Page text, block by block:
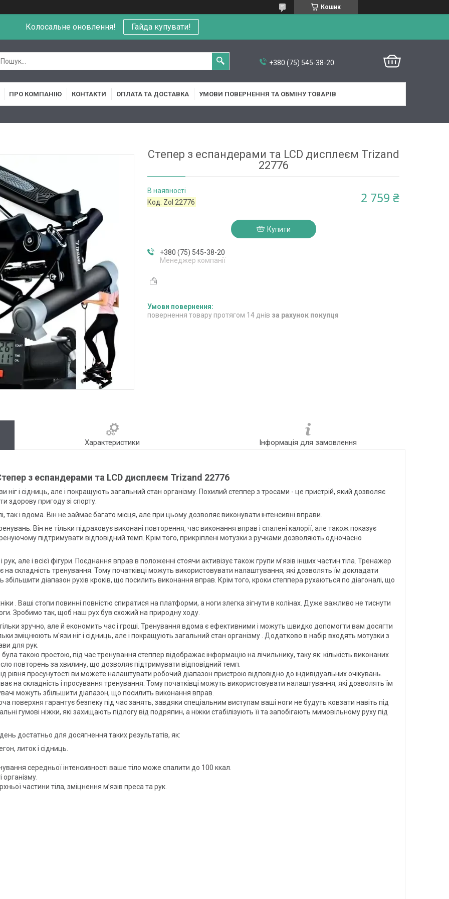
Кошик
Колосальне оновлення! Гайда купувати!
+380 (75) 545-38-20
ПРО КОМПАНІЮ КОНТАКТИ ОПЛАТА ТА ДОСТАВКА УМОВИ ПОВЕРНЕННЯ ТА ОБМІНУ ТОВАРІВ
Степер з еспандерами та LCD дисплеєм Trizand
22776
В наявності
Код: Zol 22776 2 759 ₴
Купити
+380 (75) 545-38-20
Менеджер компанії
повернення товару протягом 14 днів за рахунок покупця
Характеристики Інформація для замовлення
з еспандерами та LCD дисплеєм Trizand 22776
ніг і сідниць, але і покращують загальний стан організму. Похилий степпер з тросами - це пристрій, який дозволяє
здорову пригоду зі спорту.
і вдома. Він не займає багато місця, але при цьому дозволяє виконувати інтенсивні вправи.
Він не тільки підраховує виконані повторення, час виконання вправ і спалені калорії, але також показує
підтримувати відповідний темп. Крім того, прикріплені мотузки з ручками дозволяють одночасно
але і всієї фігури. Поєднання вправ в положенні стоячи активізує також групи м’язів інших частин тіла. Тренажер
складність тренування. Тому початківці можуть використовувати налаштування, які дозволять їм докладати
діапазон рухів кроків, що посилить виконання вправ. Крім того, кроки степпера рухаються по діагоналі, що
. Ваші стопи повинні повністю спиратися на платформи, а ноги злегка зігнути в колінах. Дуже важливо не тиснути
Зробимо так, щоб наш рух був схожий на природну ходу.
зручно, але й економить час і гроші. Тренування вдома є ефективними і можуть швидко допомогти вам досягти
зміцнюють м'язи ніг і сідниць, але і покращують загальний стан організму . Додатково в набір входять мотузки з
для рук.
такою простою, під час тренування степпер відображає інформацію на лічильнику, таку як: кількість виконаних
повторень за хвилину, що дозволяє підтримувати відповідний темп.
рівня просунутості ви можете налаштувати робочий діапазон пристрою відповідно до індивідуальних очікувань.
складність і просування тренування. Тому початківці можуть використовувати налаштування, які дозволять їм
можуть збільшити діапазон, що посилить виконання вправ.
поверхня гарантує безпеку під час занять, завдяки спеціальним виступам ваші ноги не будуть ковзати навіть під
гумові ніжки, які захищають підлогу від подряпин, а ніжки стабілізують її та запобігають мимовільному руху під
достатньо для досягнення таких результатів, як:
литок і сідниць.
середньої інтенсивності ваше тіло може спалити до 100 ккал.
організму.
частини тіла, зміцнення м’язів преса та рук.